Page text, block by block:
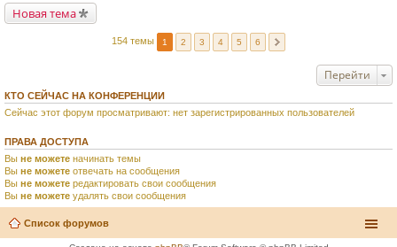
Новая тема
154 темы 1 2 3 4 5 6
Перейти
КТО СЕЙЧАС НА КОНФЕРЕНЦИИ
Сейчас этот форум просматривают: нет зарегистрированных пользователей
ПРАВА ДОСТУПА
Вы не можете начинать темы
Вы не можете отвечать на сообщения
Вы не можете редактировать свои сообщения
Вы не можете удалять свои сообщения
Список форумов